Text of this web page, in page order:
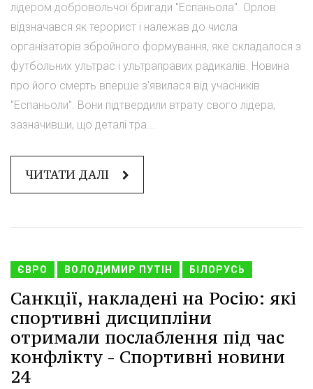
лідером добровольчої бригади "Еспаньола". Орлов
відзначався як терорист і належав до числа
організаторів збройного формування, яке складалося з
футбольних ультрас і ультраправих радикалів. Новина
про його смерть вперше з'явилася від учасників
"Еспаньоли". Вони підтвердили втрату свого лідера,
зазначивши, що деталі тра...
ЧИТАТИ ДАЛІ
ЄВРО ВОЛОДИМИР ПУТІН БІЛОРУСЬ
Санкції, накладені на Росію: які
спортивні дисципліни
отримали послаблення під час
конфлікту - Спортивні новини
24